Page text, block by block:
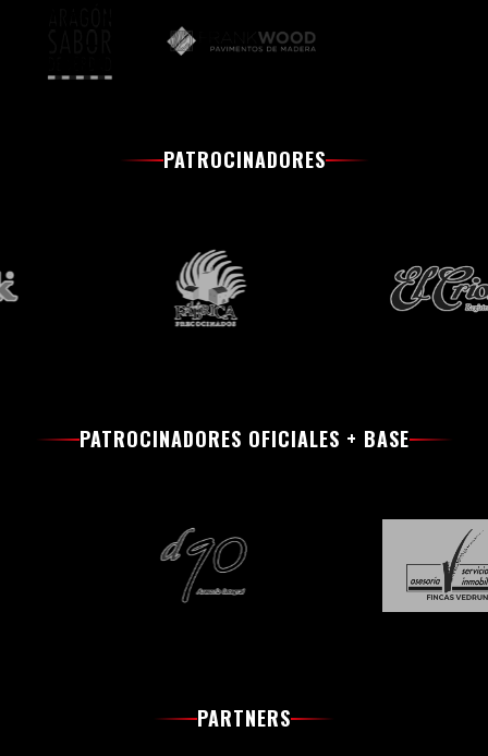
PATROCINADORES
PATROCINADORES OFICIALES + BASE
PARTNERS